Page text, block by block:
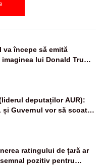
va începe să emită
lui Donald Trump
deputaților AUR):
și Guvernul vor să scoată
publice pentru a stinge
ratingului de țară ar
pozitiv pentru